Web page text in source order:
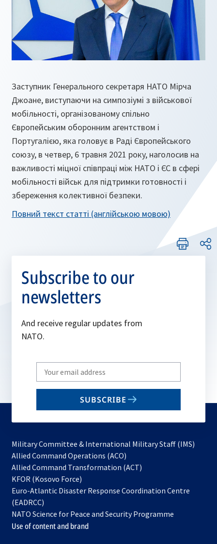
Заступник Генерального секретаря НАТО Мірча
Джоане, виступаючи на симпозіумі з військової
мобільності, організованому спільно
Європейським оборонним агентством і
Португалією, яка головує в Раді Європейського
союзу, в четвер, 6 травня 2021 року, наголосив на
важливості міцної співпраці між НАТО і ЄС в сфері
мобільності військ для підтримки готовності і
збереження колективної безпеки.
Повний текст статті (англійською мовою)
Subscribe to our
newsletters
And receive regular updates from
NATO.
Write
your
email
SUBSCRIBE
Military Committee & International Military Staff (IMS)
Allied Command Operations (ACO)
in
new
Allied Command Transformation (ACT)
a
tab
KFOR (Kosovo Force)
in
new
tab
Euro-Atlantic Disaster Response Coordination Centre
(EADRCC)
NATO Science for Peace and Security Programme
Use of content and brand